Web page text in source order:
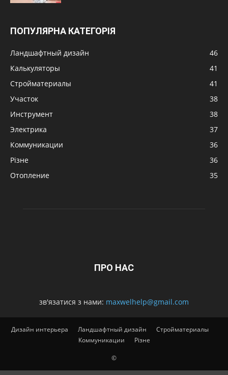
ПОПУЛЯРНА КАТЕГОРІЯ
Ландшафтный дизайн
46
Калькуляторы
41
Стройматериалы
41
Участок
38
Инструмент
38
Электрика
37
Коммуникации
36
Різне
36
Отопление
35
ПРО НАС
зв'язатися з нами: maxwelhelp@gmail.com
Дизайн интерьера Ландшафтный дизайн
Стройматериалы
Коммуникации
Різне
©